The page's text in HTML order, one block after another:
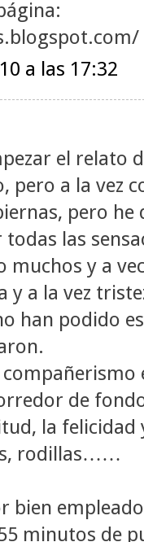
a las 17:32
el relato
pero a la vez
pero
las
muchos y a
y a la vez
han podido
de
la felicidad
rodillas……
bien
minutos de